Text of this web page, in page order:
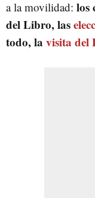
a la movilidad: los
del Libro, las
todo, la visita del